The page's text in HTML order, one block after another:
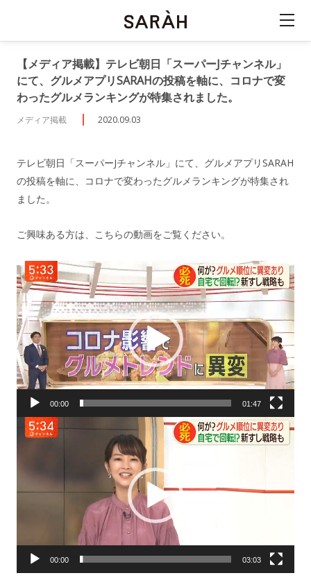
【メディア掲載】テレビ朝日「スーパーJチャンネル」
にて、グルメアプリSARAHの投稿を軸に、コロナで変
わったグルメランキングが特集されました。
メディア掲載 2020.09.03
テレビ朝日「スーパーJチャンネル」にて、グルメアプリSARAH
の投稿を軸に、コロナで変わったグルメランキングが特集され
ました。
ご興味ある方は、こちらの動画をご覧ください。
動
画
プ
レ
ー
ヤ
ー
00:00 01:47
ー
00:00 03:03